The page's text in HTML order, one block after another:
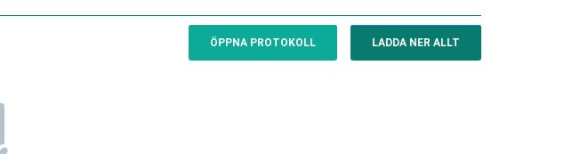
ÖPPNA PROTOKOLL LADDA NER ALLT